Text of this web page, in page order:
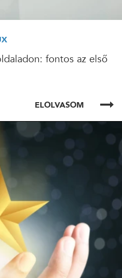
fontos az első
ELOLVASOM